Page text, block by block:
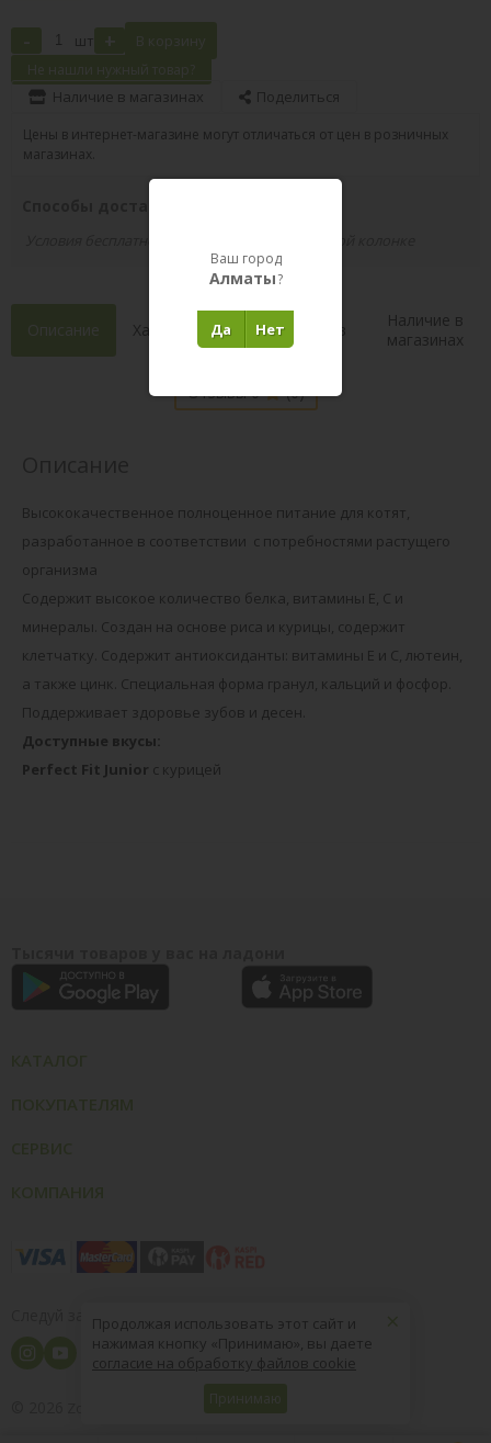
- шт + В корзину
Не нашли нужный товар?
Наличие в магазинах Поделиться
Цены в интернет-магазине могут отличаться от цен в розничных
магазинах.
Описание Характеристики Состав
Наличие в
магазинах
Отзывы 0 (0)
Высококачественное полноценное питание для котят,
разработанное в соответствии с потребностями растущего
организма
Содержит высокое количество белка, витамины Е, С и
минералы. Создан на основе риса и курицы, содержит
клетчатку. Содержит антиоксиданты: витамины Е и С, лютеин,
а также цинк. Специальная форма гранул, кальций и фосфор.
Поддерживает здоровье зубов и десен.
Доступные вкусы:
Perfect Fit Junior с курицей
Следуй за нами
8 (800) 004-09-40
×
Продолжая использовать этот сайт и
нажимая кнопку «Принимаю», вы даете
согласие на обработку файлов cookie
Принимаю
Ваш город
Алматы?
Нет
Да